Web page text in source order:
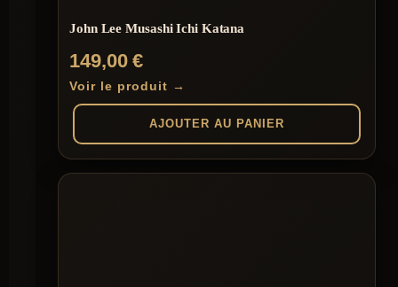
John Lee Musashi Ichi Katana
149,00€
Voir le produit →
AJOUTER AU PANIER